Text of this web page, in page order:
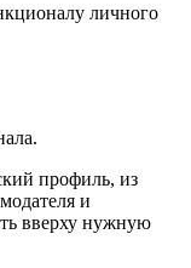
личного
профиль, из
и
вверху нужную